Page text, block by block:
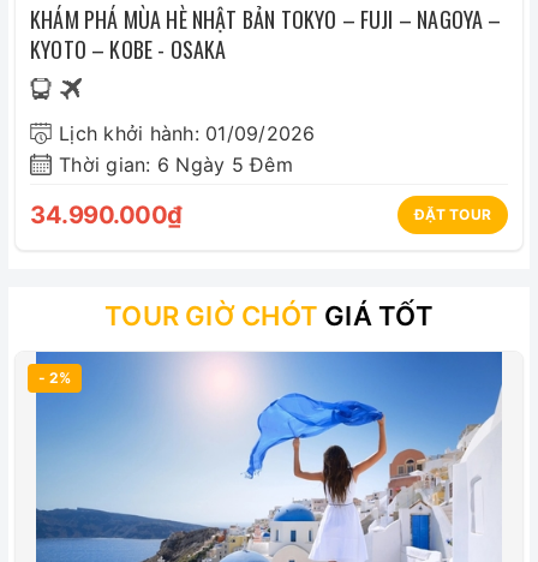
KHÁM PHÁ MÙA HÈ NHẬT BẢN TOKYO – FUJI – NAGOYA –
KYOTO – KOBE - OSAKA
Lịch khởi hành: 01/09/2026
Thời gian: 6 Ngày 5 Đêm
34.990.000₫ ĐẶT TOUR
TOUR GIỜ CHÓT GIÁ TỐT
- 2%